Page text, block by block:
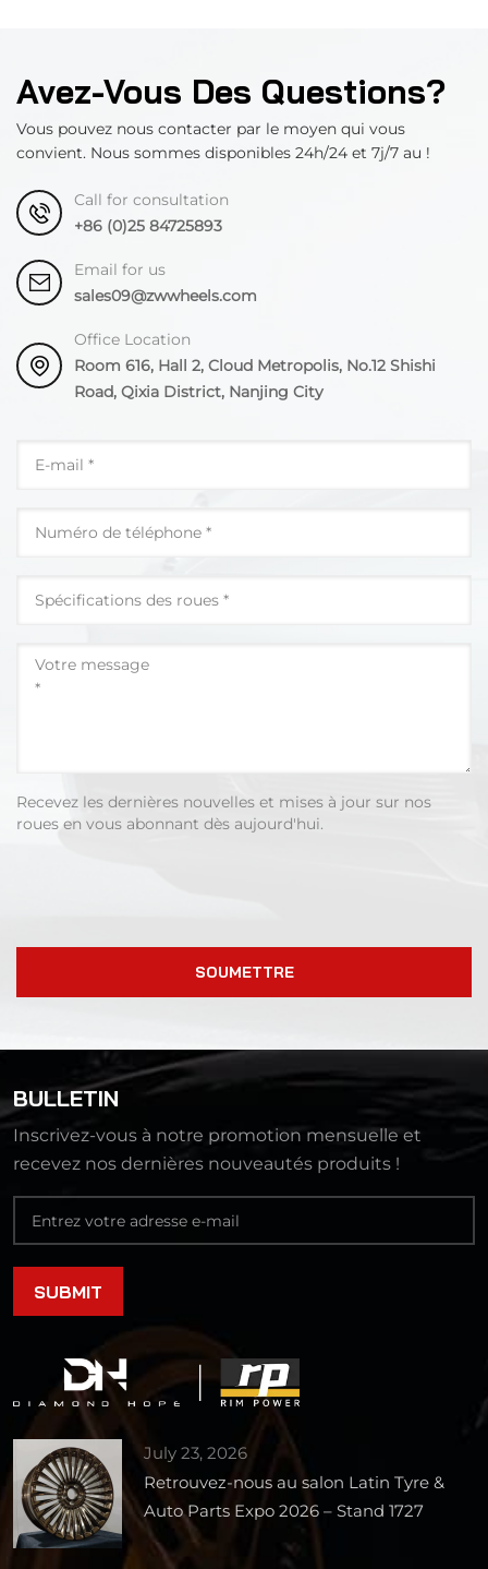
Avez-Vous Des Questions?
Vous pouvez nous contacter par le moyen qui vous
convient. Nous sommes disponibles 24h/24 et 7j/7 au !
Call for consultation
+86 (0)25 84725893
Email for us
sales09@zwwheels.com
Office Location
Room 616, Hall 2, Cloud Metropolis, No.12 Shishi
Road, Qixia District, Nanjing City
Recevez les dernières nouvelles et mises à jour sur nos
roues en vous abonnant dès aujourd'hui.
SOUMETTRE
BULLETIN
Inscrivez-vous à notre promotion mensuelle et
recevez nos dernières nouveautés produits !
July 23, 2026
Retrouvez-nous au salon Latin Tyre &
Auto Parts Expo 2026 – Stand 1727